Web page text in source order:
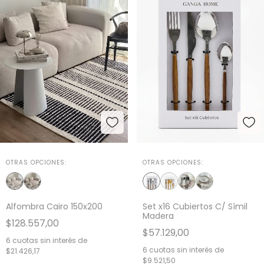
OTRAS OPCIONES:
Alfombra Cairo 150x200
$128.557,00
6 cuotas sin interés de
$21.426,17
OTRAS OPCIONES:
Set x16 Cubiertos C/ Símil
Madera
$57.129,00
6 cuotas sin interés de
$9.521,50